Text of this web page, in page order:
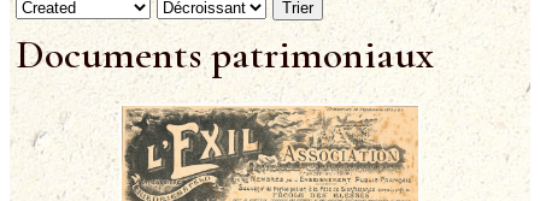
Trier
Documents patrimoniaux